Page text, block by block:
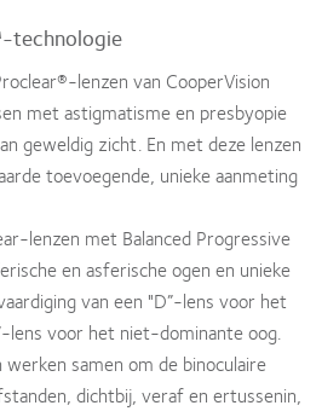
technologie
lenzen van CooperVision
met astigmatisme en presbyopie
geweldig zicht. En met deze lenzen
toevoegende, unieke aanmeting
lenzen met Balanced Progressive
en asferische ogen en unieke
van een "D”-lens voor het
lens voor het niet-dominante oog.
samen om de binoculaire
dichtbij, veraf en ertussenin,